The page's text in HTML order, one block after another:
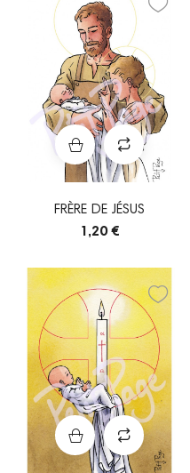
FRÈRE DE JÉSUS
1,20 €